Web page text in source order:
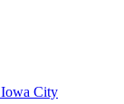
Iowa City